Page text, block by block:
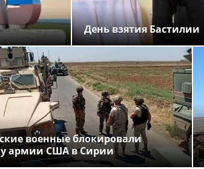
День взятия Бастилии
военные блокировали
армии США в Сирии